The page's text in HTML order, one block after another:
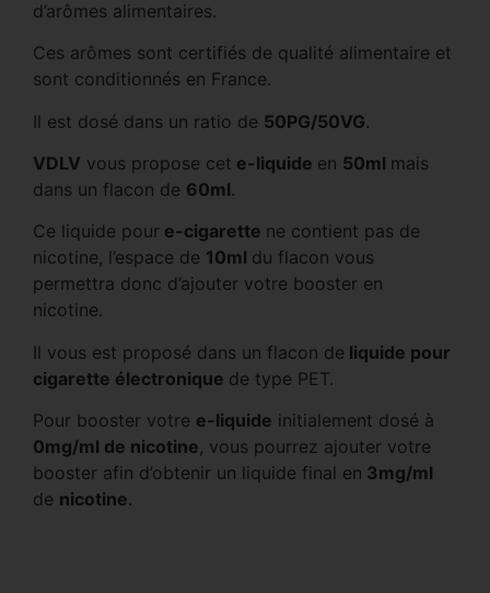
d’arômes alimentaires.
Ces arômes sont certifiés de qualité alimentaire et
sont conditionnés en France.
Il est dosé dans un ratio de 50PG/50VG.
VDLV vous propose cet e-liquide en 50ml mais
dans un flacon de 60ml.
Ce liquide pour e-cigarette ne contient pas de
nicotine, l’espace de 10ml du flacon vous
permettra donc d’ajouter votre booster en
nicotine.
Il vous est proposé dans un flacon de liquide pour
cigarette électronique de type PET.
Pour booster votre e-liquide initialement dosé à
0mg/ml de nicotine, vous pourrez ajouter votre
booster afin d’obtenir un liquide final en 3mg/ml
de nicotine.